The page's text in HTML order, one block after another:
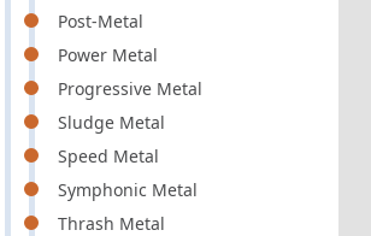
Post-Metal
Power Metal
Progressive Metal
Sludge Metal
Speed Metal
Symphonic Metal
Thrash Metal